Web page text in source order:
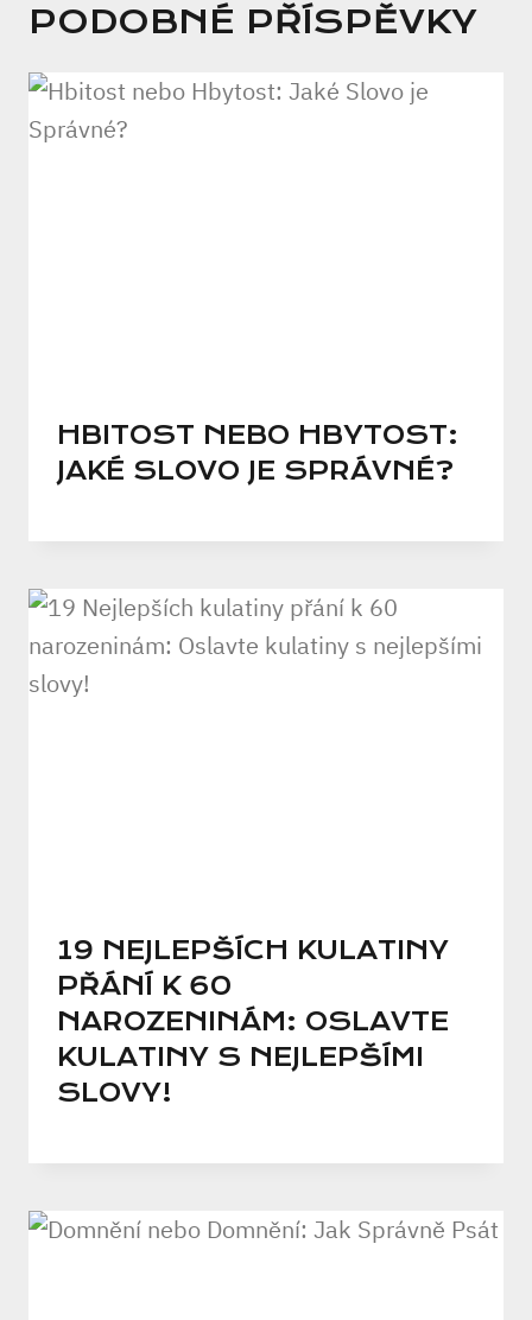
PODOBNÉ PŘÍSPĚVKY
HBITOST NEBO HBYTOST:
JAKÉ SLOVO JE SPRÁVNÉ?
19 NEJLEPŠÍCH KULATINY
PŘÁNÍ K 60
NAROZENINÁM: OSLAVTE
KULATINY S NEJLEPŠÍMI
SLOVY!